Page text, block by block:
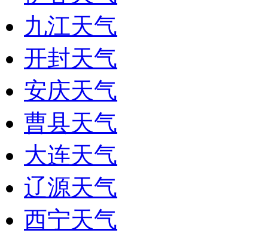
九江天气
开封天气
安庆天气
曹县天气
大连天气
辽源天气
西宁天气